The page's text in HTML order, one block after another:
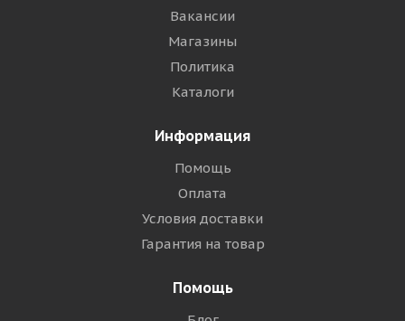
Вакансии
Магазины
Политика
Каталоги
Информация
Помощь
Оплата
Условия доставки
Гарантия на товар
Помощь